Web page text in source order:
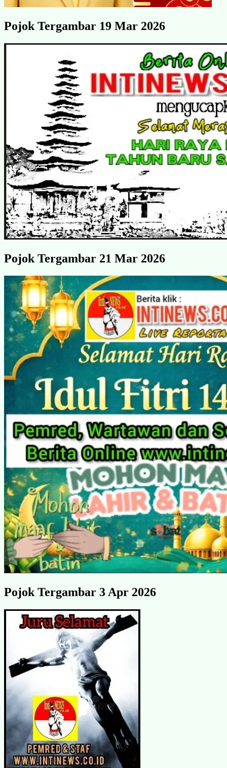
Pojok Tergambar 19 Mar 2026
Pojok Tergambar 21 Mar 2026
Pojok Tergambar 3 Apr 2026